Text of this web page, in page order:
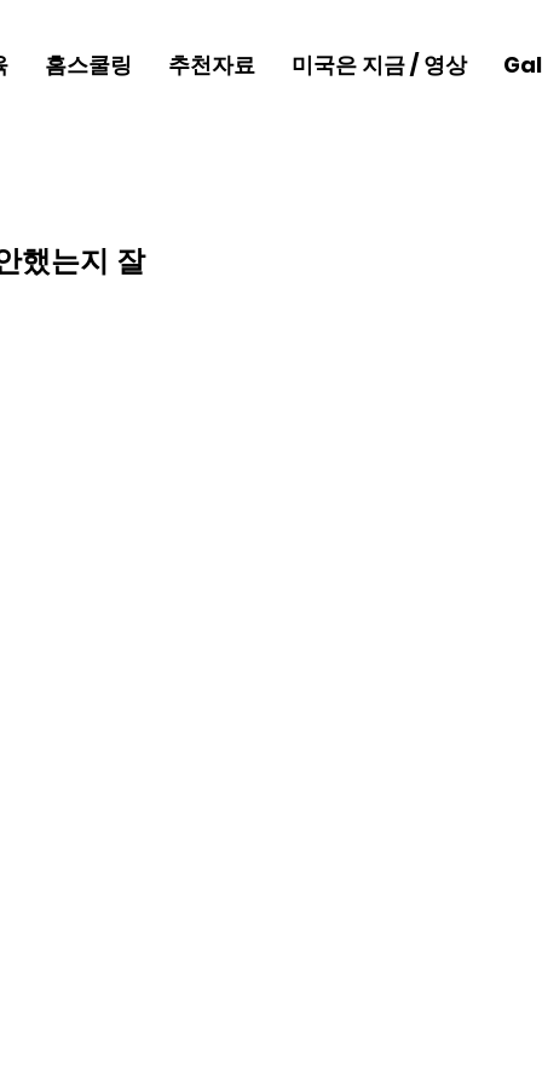
홈스쿨링 추천자료 미국은 지금 / 영상
했는지 잘